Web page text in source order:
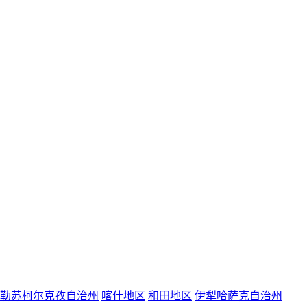
苏柯尔克孜自治州 喀什地区 和田地区 伊犁哈萨克自治州